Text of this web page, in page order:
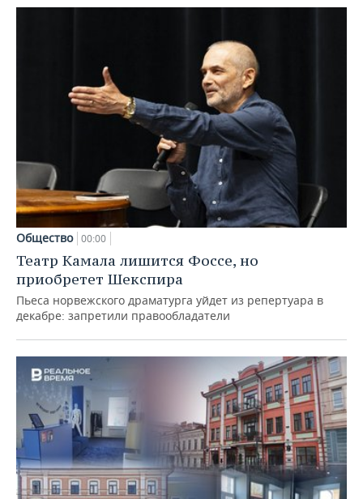
Общество 00:00
Театр Камала лишится Фоссе, но
приобретет Шекспира
Пьеса норвежского драматурга уйдет из репертуара в
декабре: запретили правообладатели